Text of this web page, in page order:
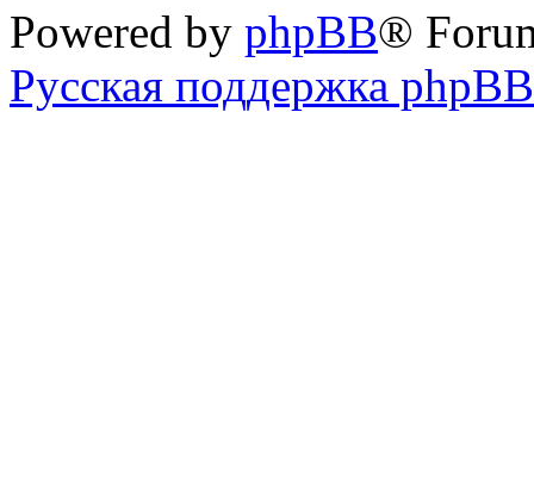
Powered by phpBB®
Русская поддержка phpBB